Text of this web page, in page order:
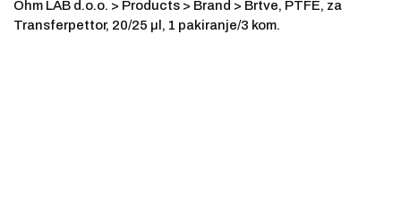
Ohm LAB d.o.o. > Products > Brand > Brtve, PTFE, za
Transferpettor, 20/25 µl, 1 pakiranje/3 kom.